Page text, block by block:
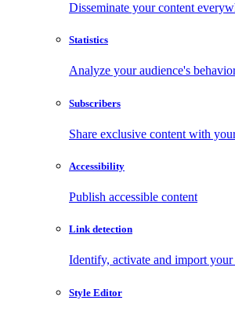
Disseminate your content
Statistics
Analyze your audience's
Subscribers
Share exclusive content with
Accessibility
Publish accessible content
Link detection
Identify, activate and import
Style Editor